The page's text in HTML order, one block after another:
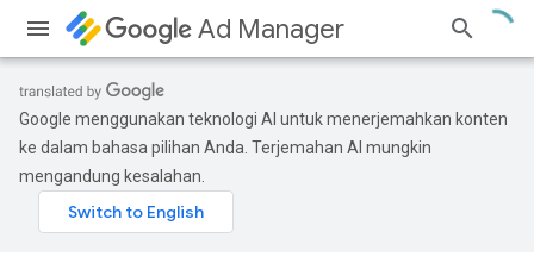
Ad Manager
Google menggunakan teknologi AI untuk menerjemahkan konten
ke dalam bahasa pilihan Anda. Terjemahan AI mungkin
mengandung kesalahan.